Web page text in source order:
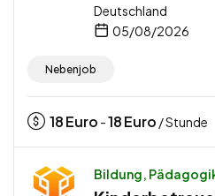
Deutschland
05/08/2026
Nebenjob
18Euro -18Euro / Stunde
Bildung,